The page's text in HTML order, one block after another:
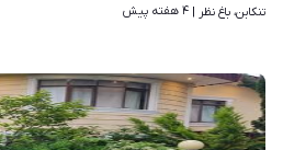
تنکابن، باغ نظر | ۴ هفته پیش